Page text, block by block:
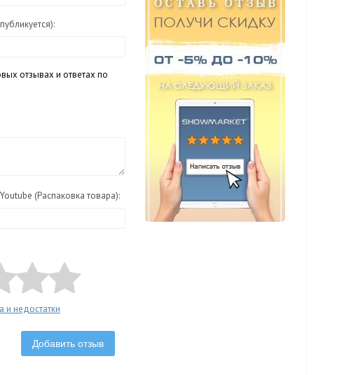
:
отзывах и ответах по
(Распаковка товара):
и недостатки
Добавить отзыв